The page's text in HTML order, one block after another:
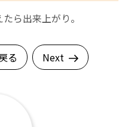
ら出来上がり。
る Next